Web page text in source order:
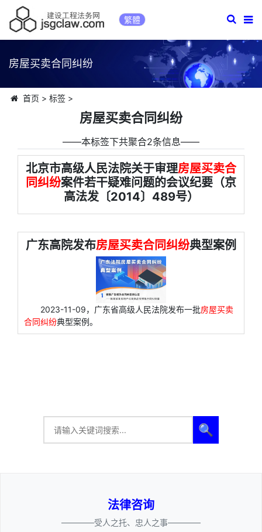
繁體
房屋买卖合同纠纷
首页 > 标签>
房屋买卖合同纠纷
――本标签下共聚合2条信息――
北京市高级人民法院关于审理房屋买卖合
同纠纷案件若干疑难问题的会议纪要（京
高法发〔2014〕489号）
广东高院发布房屋买卖合同纠纷典型案例
2023-11-09，广东省高级人民法院发布一批房屋买卖
合同纠纷典型案例。
🔍
法律咨询
————受人之托、忠人之事————